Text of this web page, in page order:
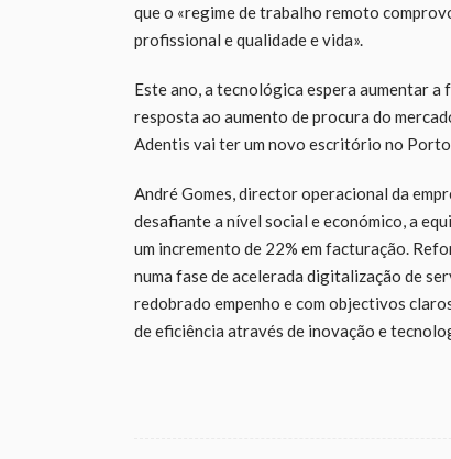
que o «regime de trabalho remoto
profissional e qualidade e vida».
Este ano, a tecnológica espera aumentar
resposta ao aumento de procura do
Adentis vai ter um novo escritório no
André Gomes, director operacional da
desafiante a nível social e económico, a
um incremento de 22% em facturação.
numa fase de acelerada digitalização de
redobrado empenho e com objectivos
de eficiência através de inovação e